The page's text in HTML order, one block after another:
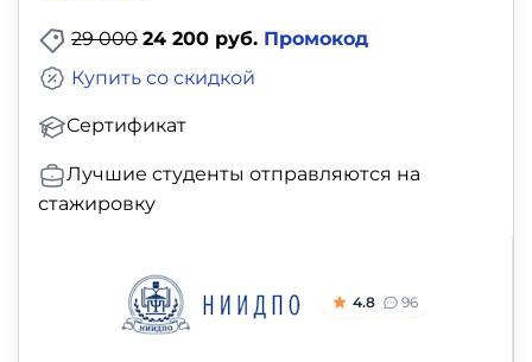
29 000 24 200 руб. Промокод
Сертификат
Купить со скидкой
Лучшие студенты отправляются на
стажировку
4.8 96